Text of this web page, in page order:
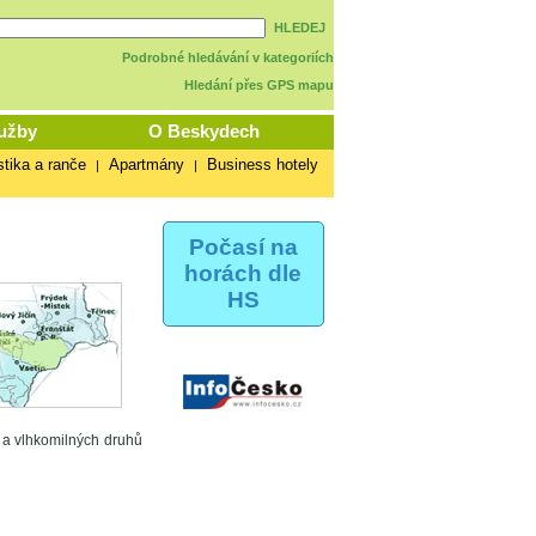
HLEDEJ
Podrobné hledávání v kategoriích
Hledání přes GPS mapu
O Beskydech
a ranče | Apartmány | Business hotely
vlhkomilných druhů
Počasí na
horách dle
HS